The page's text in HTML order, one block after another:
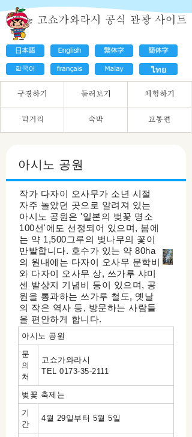
아시노 공원
작가 다자이 오사무가 소년 시절
자주 놀았던 곳으로 알려져 있는
아시노 공원은 '일본의 벚꽃 명소
100선'에도 선정되어 있으며, 봄에
는 약 1,500그루의 벚나무의 꽃이
만발합니다. 호수가 있는 약 80ha
의 원내에는 다자이 오사무 문학비
와 다자이 오사무 상, 쓰가루 샤미
센 발상지 기념비 등이 있으며, 공
원을 통과하는 쓰가루 철도, 옛날
의 작은 역사 등, 방문하는 사람들
을 편안하게 합니다.
아시노 공원
문
의
처
고쇼가와라시
TEL 0173-35-2111
벚꽃 축제는
기
간
4월 29일부터 5월 5일